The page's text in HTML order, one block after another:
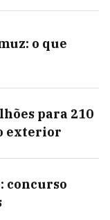
o que
para 210
exterior
concurso